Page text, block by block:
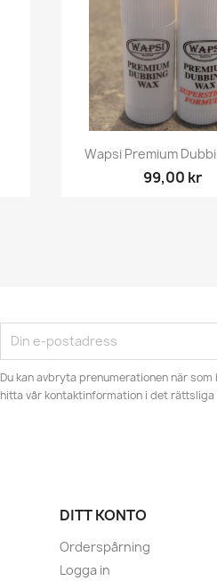
Snabbvy
Wapsi Premium
99,00 kr
Du kan avbryta prenumerationen när
hitta vår kontaktinformation i det
DITT KONTO
Orderspårning
Logga in